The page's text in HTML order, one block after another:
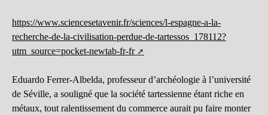
https://www.sciencesetavenir.fr/sciences/l-espagne-a-la-
recherche-de-la-civilisation-perdue-de-tartessos_178112?
utm_source=pocket-newtab-fr-fr
Eduardo Ferrer-Albelda, professeur d’archéologie à l’université
de Séville, a souligné que la société tartessienne étant riche en
métaux, tout ralentissement du commerce aurait pu faire monter